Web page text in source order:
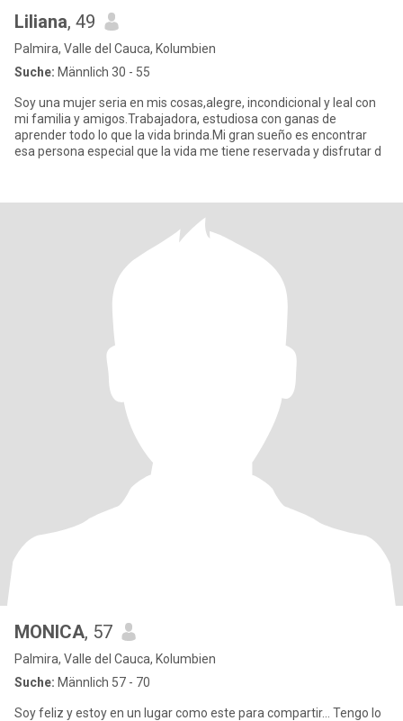
Liliana, 49
Palmira, Valle del Cauca, Kolumbien
Suche: Männlich 30 - 55
Soy una mujer seria en mis cosas,alegre, incondicional y leal con
mi familia y amigos.Trabajadora, estudiosa con ganas de
aprender todo lo que la vida brinda.Mi gran sueño es encontrar
esa persona especial que la vida me tiene reservada y disfrutar d
MONICA, 57
Palmira, Valle del Cauca, Kolumbien
Suche: Männlich 57 - 70
Soy feliz y estoy en un lugar como este para compartir... Tengo lo